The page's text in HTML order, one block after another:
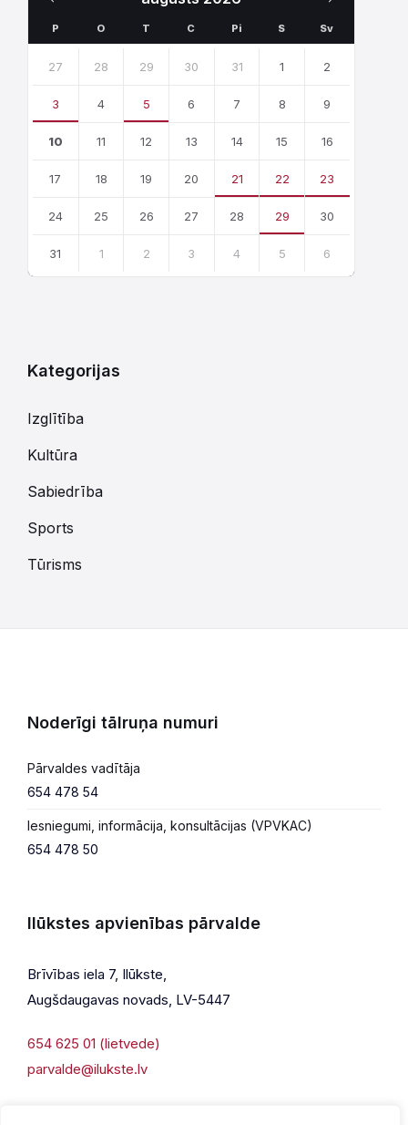
Mēnesis
P O T C Pi S Sv
calendar
27 28 29 30 31 1 2
3 4 5 6 7 8 9
10 11 12 13 14 15 16
17 18 19 20 21 22 23
24 25 26 27 28 29 30
31 1 2 3 4 5 6
Kategorijas
Izglītība
Kultūra
Sabiedrība
Sports
Tūrisms
Noderīgi tālruņa numuri
Pārvaldes vadītāja
654 478 54
Iesniegumi, informācija, konsultācijas (VPVKAC)
654 478 50
Ilūkstes apvienības pārvalde
Brīvības iela 7, Ilūkste,
Augšdaugavas novads, LV-5447
654 625 01 (lietvede)
parvalde@ilukste.lv